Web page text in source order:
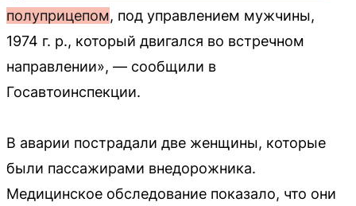
полуприцепом, под управлением мужчины,
1974 г. р., который двигался во встречном
направлении», — сообщили в
Госавтоинспекции.
В аварии пострадали две женщины, которые
были пассажирами внедорожника.
Медицинское обследование показало, что они